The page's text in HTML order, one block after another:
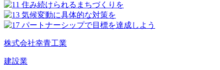
株式会社幸青工業
建設業